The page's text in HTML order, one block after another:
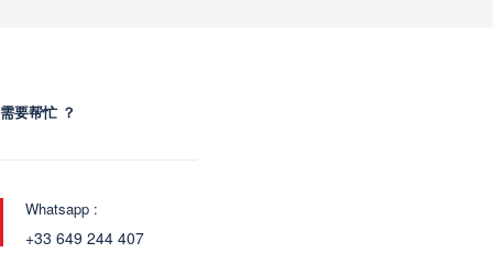
需要帮忙 ？
Whatsapp :
+33 649 244 407